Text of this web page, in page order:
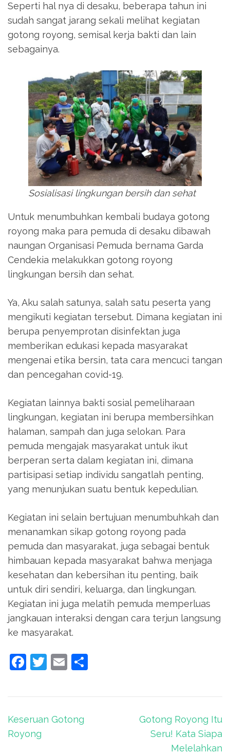
Seperti hal nya di desaku, beberapa tahun ini
sudah sangat jarang sekali melihat kegiatan
gotong royong, semisal kerja bakti dan lain
sebagainya.
Sosialisasi lingkungan bersih dan sehat
Untuk menumbuhkan kembali budaya gotong
royong maka para pemuda di desaku dibawah
naungan Organisasi Pemuda bernama Garda
Cendekia melakukkan gotong royong
lingkungan bersih dan sehat.
Ya, Aku salah satunya, salah satu peserta yang
mengikuti kegiatan tersebut. Dimana kegiatan ini
berupa penyemprotan disinfektan juga
memberikan edukasi kepada masyarakat
mengenai etika bersin, tata cara mencuci tangan
dan pencegahan covid-19.
Kegiatan lainnya bakti sosial pemeliharaan
lingkungan, kegiatan ini berupa membersihkan
halaman, sampah dan juga selokan. Para
pemuda mengajak masyarakat untuk ikut
berperan serta dalam kegiatan ini, dimana
partisipasi setiap individu sangatlah penting,
yang menunjukan suatu bentuk kepedulian.
Kegiatan ini selain bertujuan menumbuhkah dan
menanamkan sikap gotong royong pada
pemuda dan masyarakat, juga sebagai bentuk
himbauan kepada masyarakat bahwa menjaga
kesehatan dan kebersihan itu penting, baik
untuk diri sendiri, keluarga, dan lingkungan.
Kegiatan ini juga melatih pemuda memperluas
jangkauan interaksi dengan cara terjun langsung
ke masyarakat.
Facebook
Twitter
Email
Navigasi
pos
Keseruan Gotong
Royong
Gotong Royong Itu
Seru! Kata Siapa
Melelahkan